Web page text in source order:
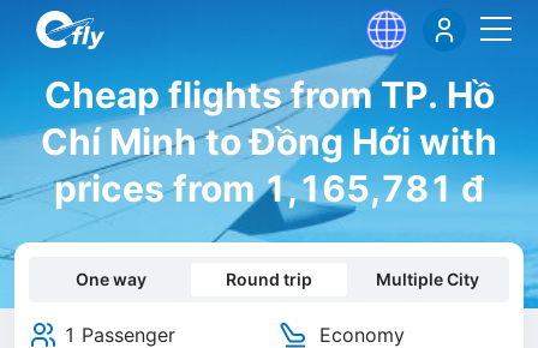
Cheap flights from TP. Hồ
Chí Minh to Đồng Hới with
prices from 1,165,781 đ
One way Round trip Multiple City
1 Passenger Economy